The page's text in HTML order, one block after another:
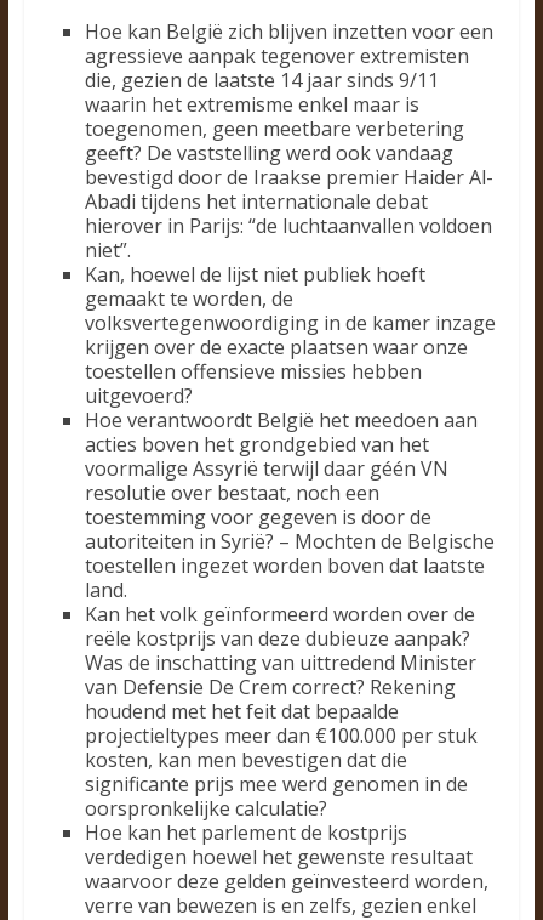
Hoe kan België zich blijven inzetten voor een
agressieve aanpak tegenover extremisten
die, gezien de laatste 14 jaar sinds 9/11
waarin het extremisme enkel maar is
toegenomen, geen meetbare verbetering
geeft? De vaststelling werd ook vandaag
bevestigd door de Iraakse premier Haider Al-
Abadi tijdens het internationale debat
hierover in Parijs: “de luchtaanvallen voldoen
niet”.
Kan, hoewel de lijst niet publiek hoeft
gemaakt te worden, de
volksvertegenwoordiging in de kamer inzage
krijgen over de exacte plaatsen waar onze
toestellen offensieve missies hebben
uitgevoerd?
Hoe verantwoordt België het meedoen aan
acties boven het grondgebied van het
voormalige Assyrië terwijl daar géén VN
resolutie over bestaat, noch een
toestemming voor gegeven is door de
autoriteiten in Syrië? – Mochten de Belgische
toestellen ingezet worden boven dat laatste
land.
Kan het volk geïnformeerd worden over de
reële kostprijs van deze dubieuze aanpak?
Was de inschatting van uittredend Minister
van Defensie De Crem correct? Rekening
houdend met het feit dat bepaalde
projectieltypes meer dan €100.000 per stuk
kosten, kan men bevestigen dat die
significante prijs mee werd genomen in de
oorspronkelijke calculatie?
Hoe kan het parlement de kostprijs
verdedigen hoewel het gewenste resultaat
waarvoor deze gelden geïnvesteerd worden,
verre van bewezen is en zelfs, gezien enkel